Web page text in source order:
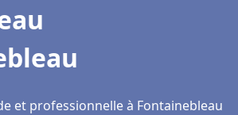
et professionnelle à Fontainebleau